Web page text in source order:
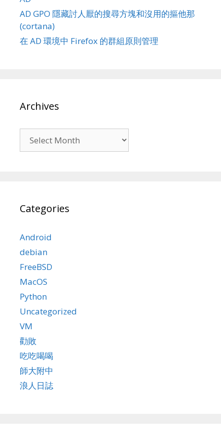
AD GPO 隱藏討人厭的搜尋方塊和沒用的摳他那
(cortana)
在 AD 環境中 Firefox 的群組原則管理
Archives
Categories
Android
debian
FreeBSD
MacOS
Python
Uncategorized
VM
勸敗
吃吃喝喝
師大附中
浪人日誌